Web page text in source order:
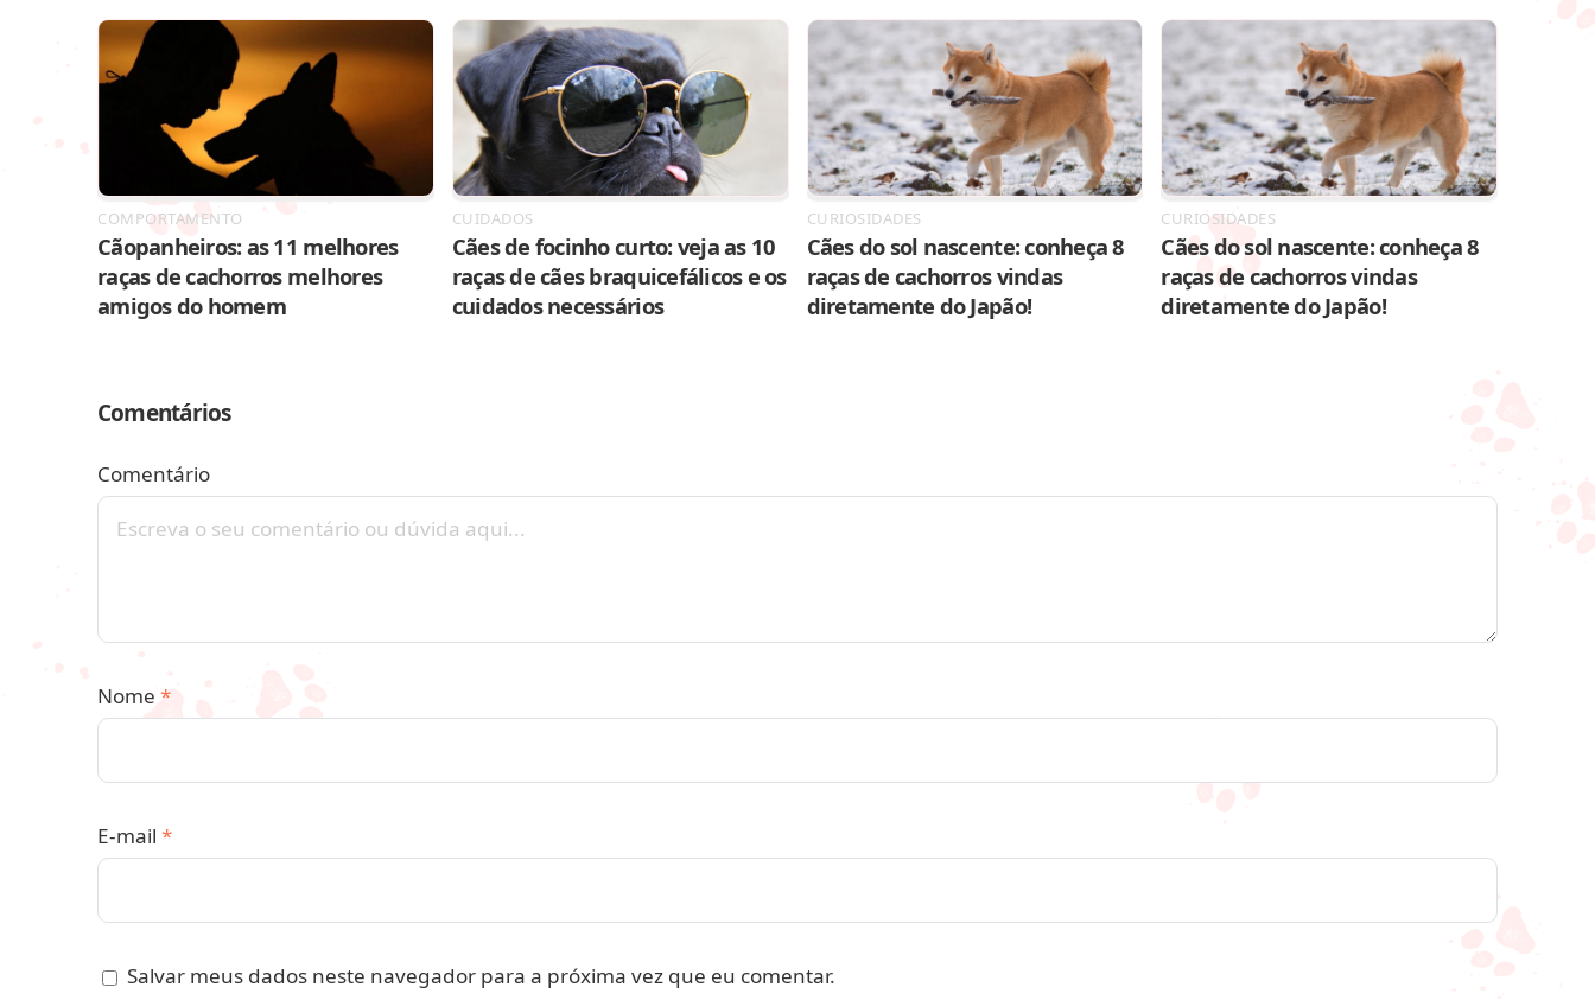
COMPORTAMENTO
Cãopanheiros: as 11 melhores
raças de cachorros melhores
amigos do homem
CUIDADOS
Cães de focinho curto: veja as 10
raças de cães braquicefálicos e os
cuidados necessários
CURIOSIDADES
Cães do sol nascente: conheça 8
raças de cachorros vindas
diretamente do Japão!
CURIOSIDADES
Cães do sol nascente: conheça 8
raças de cachorros vindas
diretamente do Japão!
Comentários
Comentário
Nome *
E-mail *
Salvar meus dados neste navegador para a próxima vez que eu comentar.